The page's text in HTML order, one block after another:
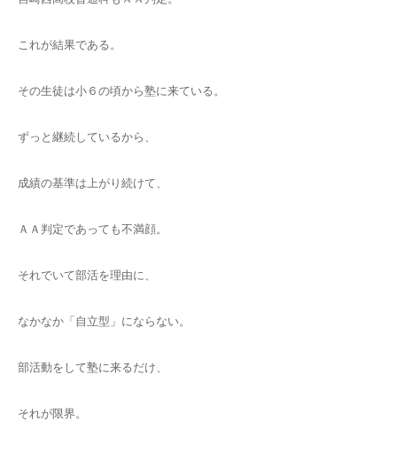
これが結果である。
その生徒は小６の頃から塾に来ている。
ずっと継続しているから、
成績の基準は上がり続けて、
ＡＡ判定であっても不満顔。
それでいて部活を理由に、
なかなか「自立型」にならない。
部活動をして塾に来るだけ、
それが限界。